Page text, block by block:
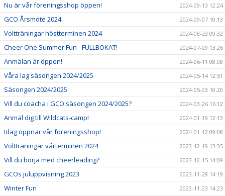
Nu är vår föreningsshop öppen! 2024-09-13 12:24
GCO Årsmöte 2024 2024-09-07 10:13
Voltträningar höstterminen 2024 2024-08-23 09:32
Cheer One Summer Fun - FULLBOKAT! 2024-07-09 13:26
Anmälan är öppen! 2024-06-11 08:08
Våra lag säsongen 2024/2025 2024-05-14 12:51
Säsongen 2024/2025 2024-05-03 10:20
Vill du coacha i GCO säsongen 2024/2025? 2024-03-26 16:12
Anmäl dig till Wildcats-camp! 2024-01-19 12:13
Idag öppnar vår föreningsshop! 2024-01-12 09:08
Voltträningar vårterminen 2024 2023-12-19 13:35
Vill du börja med cheerleading? 2023-12-15 14:09
GCOs juluppvisning 2023 2023-11-28 14:19
Winter Fun 2023-11-23 14:23